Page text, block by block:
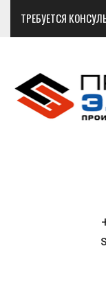
ТРЕБУЕТСЯ